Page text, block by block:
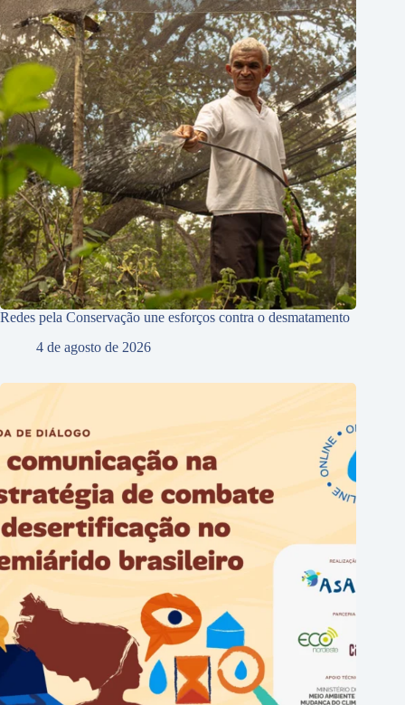
Redes pela Conservação une esforços contra o desmatamento
4 de agosto de 2026